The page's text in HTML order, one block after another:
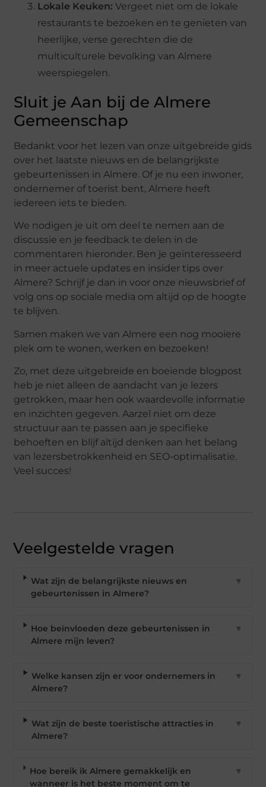
Lokale Keuken: Vergeet niet om de lokale
restaurants te bezoeken en te genieten van
heerlijke, verse gerechten die de
multiculturele bevolking van Almere
weerspiegelen.
Sluit je Aan bij de Almere
Gemeenschap
Bedankt voor het lezen van onze uitgebreide gids
over het laatste nieuws en de belangrijkste
gebeurtenissen in Almere. Of je nu een inwoner,
ondernemer of toerist bent, Almere heeft
iedereen iets te bieden.
We nodigen je uit om deel te nemen aan de
discussie en je feedback te delen in de
commentaren hieronder. Ben je geïnteresseerd
in meer actuele updates en insider tips over
Almere? Schrijf je dan in voor onze nieuwsbrief of
volg ons op sociale media om altijd op de hoogte
te blijven.
Samen maken we van Almere een nog mooiere
plek om te wonen, werken en bezoeken!
Zo, met deze uitgebreide en boeiende blogpost
heb je niet alleen de aandacht van je lezers
getrokken, maar hen ook waardevolle informatie
en inzichten gegeven. Aarzel niet om deze
structuur aan te passen aan je specifieke
behoeften en blijf altijd denken aan het belang
van lezersbetrokkenheid en SEO-optimalisatie.
Veel succes!
Veelgestelde vragen
Wat zijn de belangrijkste nieuws en
gebeurtenissen in Almere?
▼
Hoe beïnvloeden deze gebeurtenissen in
Almere mijn leven?
▼
Welke kansen zijn er voor ondernemers in
Almere?
▼
Wat zijn de beste toeristische attracties in
Almere?
▼
Hoe bereik ik Almere gemakkelijk en
wanneer is het beste moment om te
▼